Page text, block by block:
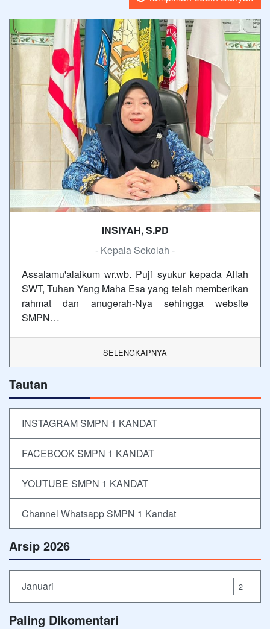
INSIYAH, S.PD
- Kepala Sekolah -
Assalamu'alaikum wr.wb. Puji syukur kepada Allah
SWT, Tuhan Yang Maha Esa yang telah memberikan
rahmat dan anugerah-Nya sehingga website
SMPN…
SELENGKAPNYA
Tautan
INSTAGRAM SMPN 1 KANDAT
FACEBOOK SMPN 1 KANDAT
YOUTUBE SMPN 1 KANDAT
Channel Whatsapp SMPN 1 Kandat
Arsip 2026
Januari 2
Paling Dikomentari